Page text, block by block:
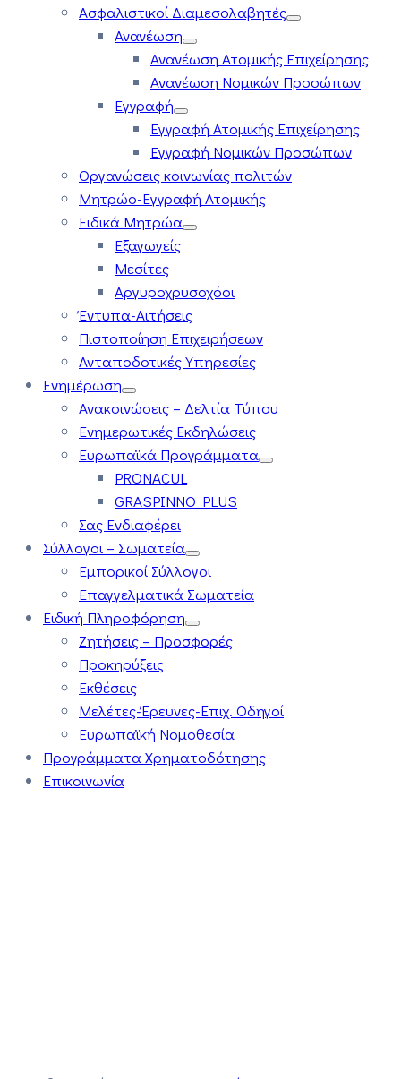
Ασφαλιστικοί Διαμεσολαβητές
Ανανέωση
Ανανέωση Ατομικής Επιχείρησης
Ανανέωση Νομικών Προσώπων
Εγγραφή
Εγγραφή Ατομικής Επιχείρησης
Εγγραφή Νομικών Προσώπων
Οργανώσεις κοινωνίας πολιτών
Μητρώο-Εγγραφή Ατομικής
Ειδικά Μητρώα
Εξαγωγείς
Μεσίτες
Αργυροχρυσοχόοι
Έντυπα-Αιτήσεις
Πιστοποίηση Επιχειρήσεων
Ανταποδοτικές Υπηρεσίες
Ενημέρωση
Ανακοινώσεις – Δελτία Τύπου
Ενημερωτικές Εκδηλώσεις
Ευρωπαϊκά Προγράμματα
PRONACUL
GRASPINNO PLUS
Σας Ενδιαφέρει
Σύλλογοι – Σωματεία
Εμπορικοί Σύλλογοι
Επαγγελματικά Σωματεία
Ειδική Πληροφόρηση
Ζητήσεις – Προσφορές
Προκηρύξεις
Εκθέσεις
Μελέτες-Έρευνες-Επιχ. Οδηγοί
Ευρωπαϊκή Νομοθεσία
Προγράμματα Χρηματοδότησης
Επικοινωνία